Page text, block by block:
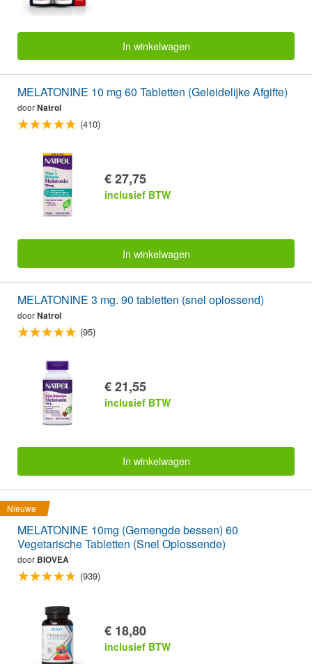
In winkelwagen
MELATONINE 10 mg 60 Tabletten (Geleidelijke Afgifte)
doorNatrol
(410)
€ 27,75
inclusief BTW
In winkelwagen
MELATONINE 3 mg. 90 tabletten (snel oplossend)
doorNatrol
(95)
€ 21,55
inclusief BTW
In winkelwagen
Nieuwe
MELATONINE 10mg (Gemengde bessen) 60
Vegetarische Tabletten (Snel Oplossende)
door BIOVEA
(939)
€ 18,80
inclusief BTW